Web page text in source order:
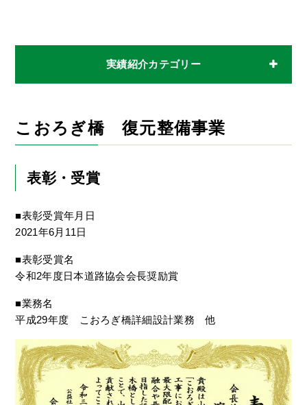
実績紹介カテゴリー
こおろぎ橋 復元整備事業
表彰・受賞
■表彰受賞年月日
2021年6月11日
■表彰受賞名
令和2年度日本道路協会会長奨励賞
■業務名
平成29年度 こおろぎ橋詳細設計業務 他